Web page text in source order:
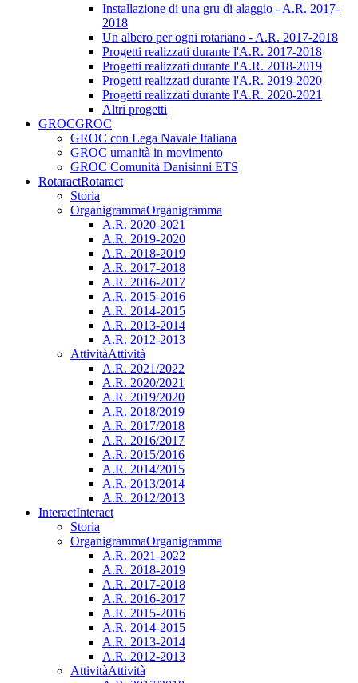
Installazione di una gru di alaggio - A.R. 2017-
2018
Un albero per ogni rotariano - A.R. 2017-2018
Progetti realizzati durante l'A.R. 2017-2018
Progetti realizzati durante l'A.R. 2018-2019
Progetti realizzati durante l'A.R. 2019-2020
Progetti realizzati durante l'A.R. 2020-2021
Altri progetti
GROCGROC
GROC con Lega Navale Italiana
GROC umanità in movimento
GROC Comunità Danisinni ETS
RotaractRotaract
Storia
OrganigrammaOrganigramma
A.R. 2020-2021
A.R. 2019-2020
A.R. 2018-2019
A.R. 2017-2018
A.R. 2016-2017
A.R. 2015-2016
A.R. 2014-2015
A.R. 2013-2014
A.R. 2012-2013
AttivitàAttività
A.R. 2021/2022
A.R. 2020/2021
A.R. 2019/2020
A.R. 2018/2019
A.R. 2017/2018
A.R. 2016/2017
A.R. 2015/2016
A.R. 2014/2015
A.R. 2013/2014
A.R. 2012/2013
InteractInteract
Storia
OrganigrammaOrganigramma
A.R. 2021-2022
A.R. 2018-2019
A.R. 2017-2018
A.R. 2016-2017
A.R. 2015-2016
A.R. 2014-2015
A.R. 2013-2014
A.R. 2012-2013
AttivitàAttività